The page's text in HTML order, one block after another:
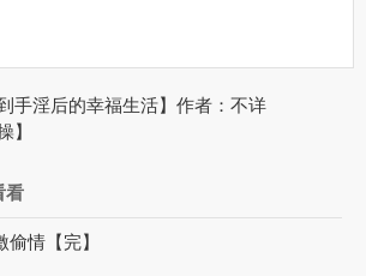
手淫后的幸福生活】作者：不详
】
看
情【完】